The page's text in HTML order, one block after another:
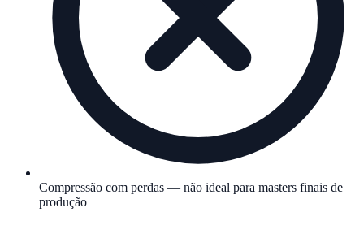
Compressão com perdas — não ideal para masters finais de
produção